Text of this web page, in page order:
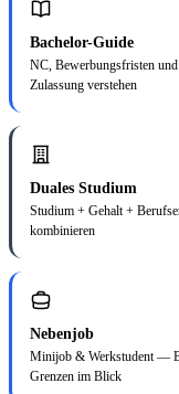
Bachelor-Guide
NC, Bewerbungsfristen und
Zulassung verstehen
Duales Studium
Studium + Gehalt +
kombinieren
Nebenjob
Minijob & Werkstudent —
Grenzen im Blick